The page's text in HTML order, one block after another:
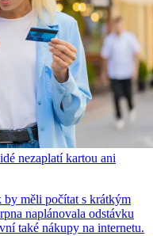
nezaplatí kartou ani
by měli počítat s krátkým
naplánovala odstávku
také nákupy na internetu.